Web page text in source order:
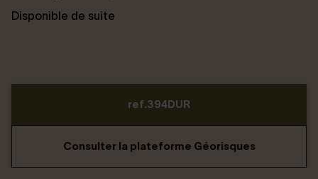
Disponible de suite
ref.394DUR
Consulter la plateforme Géorisques